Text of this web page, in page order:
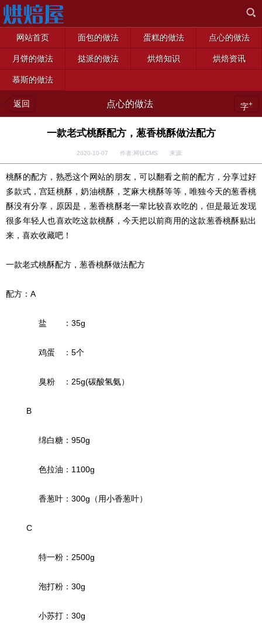
网站首页 面包的做法 蛋糕的做法 点心的做法
月饼的做法 挞派的做法 烘焙知识 烘焙资讯
慕斯的做法
返回 点心的做法 字+
一款老式桃酥配方，葱香桃酥做法配方
2020-10-07 作者:网钛CMS 来源:
桃酥的配方，熟悉这个网站的朋友，可以翻看之前的配方，分享过好
多款式，宫廷桃酥，奶油桃酥，芝麻大桃酥等等，唯独今天的葱香桃
酥没有分享，原因是，葱香桃酥老一辈比较喜欢吃的，但是最近发现
很多年轻人也喜欢吃这款桃酥，今天把以前商用的这款葱香桃酥贴出
来，喜欢收藏吧！
一款老式桃酥配方，葱香桃酥做法配方
配方：A
盐 ：35g
鸡蛋 ：5个
臭粉 ：25g(碳酸氢氨）
B
绵白糖：950g
色拉油：1100g
香葱叶：300g（用小香葱叶）
C
特一粉：2500g
泡打粉：30g
小苏打：30g